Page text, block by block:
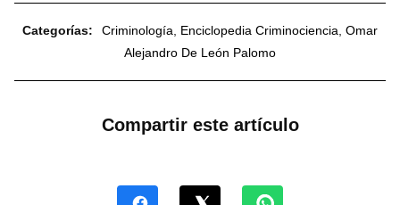
Categorías: Criminología Enciclopedia Criminociencia Omar
Alejandro De León Palomo
Compartir este artículo